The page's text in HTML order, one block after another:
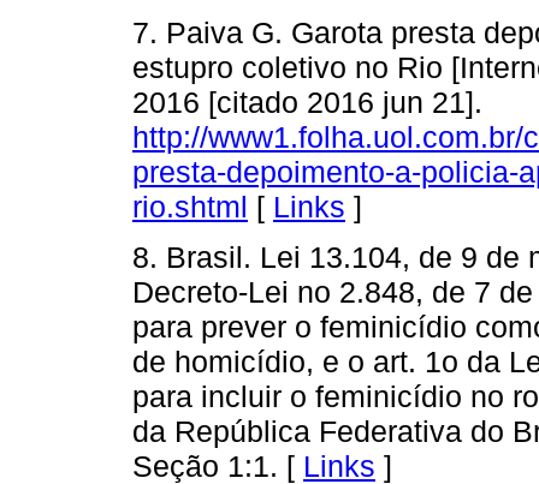
7. Paiva G. Garota presta
estupro coletivo no Rio
2016 [citado 2016 jun 21].
http://
presta-depoimento-a-policia-
rio.shtml [ Links ]
8. Brasil. Lei 13.104, de 9 de
Decreto-Lei no 2.848, de 7
para prever o feminicídio
de homicídio, e o art. 1o da
para incluir o feminicídio no
da República Federativa do
Seção 1:1. [ Links ]